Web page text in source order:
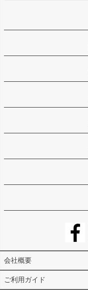
会社概要
ご利用ガイド